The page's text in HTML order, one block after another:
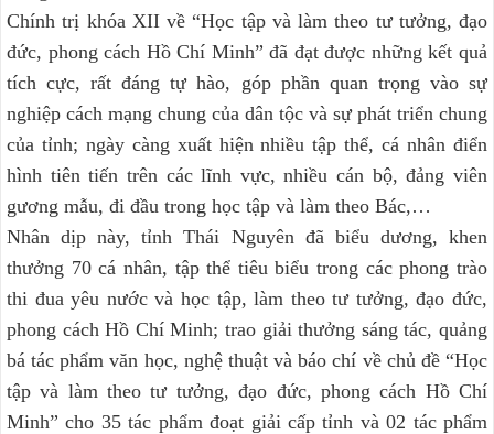
Chính trị khóa XII về “Học tập và làm theo tư tưởng, đạo
đức, phong cách Hồ Chí Minh” đã đạt được những kết quả
tích cực, rất đáng tự hào, góp phần quan trọng vào sự
nghiệp cách mạng chung của dân tộc và sự phát triển chung
của tỉnh; ngày càng xuất hiện nhiều tập thể, cá nhân điển
hình tiên tiến trên các lĩnh vực, nhiều cán bộ, đảng viên
gương mẫu, đi đầu trong học tập và làm theo Bác,…
Nhân dịp này, tỉnh Thái Nguyên đã biểu dương, khen
thưởng 70 cá nhân, tập thể tiêu biểu trong các phong trào
thi đua yêu nước và học tập, làm theo tư tưởng, đạo đức,
phong cách Hồ Chí Minh; trao giải thưởng sáng tác, quảng
bá tác phẩm văn học, nghệ thuật và báo chí về chủ đề “Học
tập và làm theo tư tưởng, đạo đức, phong cách Hồ Chí
Minh” cho 35 tác phẩm đoạt giải cấp tỉnh và 02 tác phẩm